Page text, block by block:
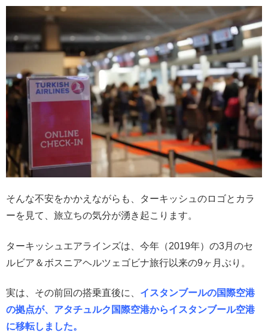
そんな不安をかかえながらも、ターキッシュのロゴとカラ
ーを見て、旅立ちの気分が湧き起こります。
ターキッシュエアラインズは、今年（2019年）の3月のセ
ルビア＆ボスニアヘルツェゴビナ旅行以来の9ヶ月ぶり。
実は、その前回の搭乗直後に、 イスタンブールの国際空港
の拠点が、アタチュルク国際空港からイスタンブール空港
に移転しました。